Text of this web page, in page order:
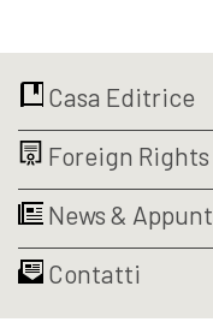
Casa Editrice
Foreign Rights
News &
Contatti